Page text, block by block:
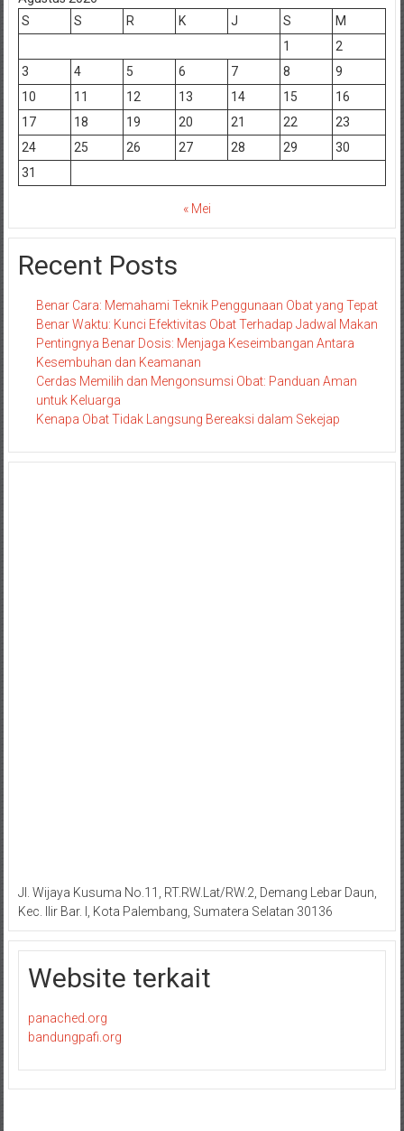
S
S R K J S
M
1
2
3
4 5 6 7 8
9
10
11 12 13 14 15
16
17
18 19 20 21 22
23
24
25 26 27 28 29
30
31
« Mei
Recent Posts
Benar Cara: Memahami Teknik Penggunaan Obat yang Tepat
Benar Waktu: Kunci Efektivitas Obat Terhadap Jadwal Makan
Pentingnya Benar Dosis: Menjaga Keseimbangan Antara
Kesembuhan dan Keamanan
Cerdas Memilih dan Mengonsumsi Obat: Panduan Aman
untuk Keluarga
Kenapa Obat Tidak Langsung Bereaksi dalam Sekejap
Jl. Wijaya Kusuma No.11, RT.RW.Lat/RW.2, Demang Lebar Daun,
Kec. Ilir Bar. I, Kota Palembang, Sumatera Selatan 30136
Website terkait
panached.org
bandungpafi.org